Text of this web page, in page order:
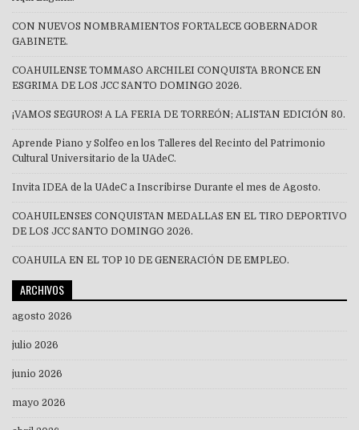
CON NUEVOS NOMBRAMIENTOS FORTALECE GOBERNADOR
GABINETE.
COAHUILENSE TOMMASO ARCHILEI CONQUISTA BRONCE EN
ESGRIMA DE LOS JCC SANTO DOMINGO 2026.
¡VAMOS SEGUROS! A LA FERIA DE TORREÓN; ALISTAN EDICIÓN 80.
Aprende Piano y Solfeo en los Talleres del Recinto del Patrimonio
Cultural Universitario de la UAdeC.
Invita IDEA de la UAdeC a Inscribirse Durante el mes de Agosto.
COAHUILENSES CONQUISTAN MEDALLAS EN EL TIRO DEPORTIVO
DE LOS JCC SANTO DOMINGO 2026.
COAHUILA EN EL TOP 10 DE GENERACIÓN DE EMPLEO.
ARCHIVOS
agosto 2026
julio 2026
junio 2026
mayo 2026